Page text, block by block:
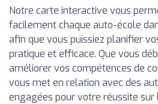
Notre carte interactive vous
facilement chaque auto-école
afin que vous puissiez planifier
pratique et efficace. Que vous
améliorer vos compétences de
vous met en relation avec des
engagées pour votre réussite sur